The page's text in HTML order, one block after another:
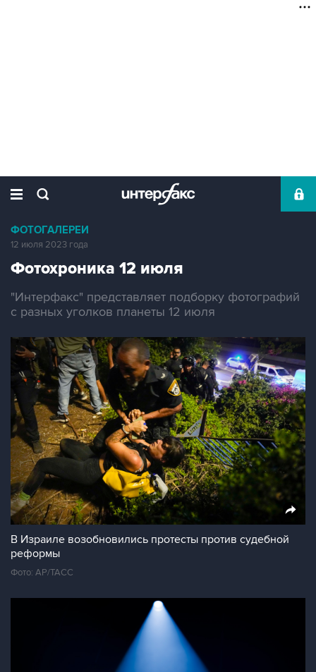
ФОТОГАЛЕРЕИ
12 июля 2023 года
Фотохроника 12 июля
"Интерфакс" представляет подборку фотографий
с разных уголков планеты 12 июля
В Израиле возобновились протесты против судебной
реформы
Фото: АР/ТАСС